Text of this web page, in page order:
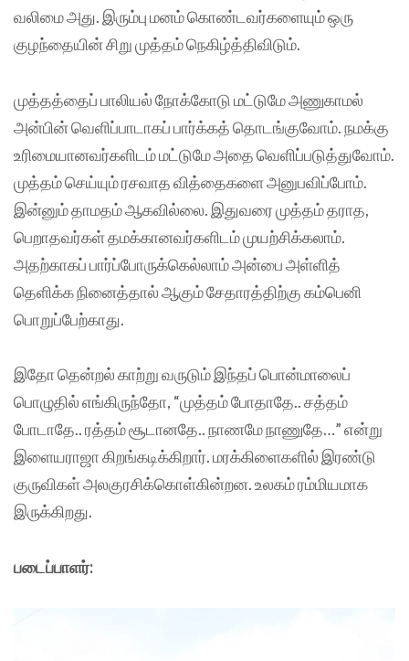
வலிமை அது. இரும்பு மனம் கொண்டவர்களையும் ஒரு
குழந்தையின் சிறு முத்தம் நெகிழ்த்திவிடும்.
முத்தத்தைப் பாலியல் நோக்கோடு மட்டுமே அணுகாமல்
அன்பின் வெளிப்பாடாகப் பார்க்கத் தொடங்குவோம். நமக்கு
உரிமையானவர்களிடம் மட்டுமே அதை வெளிப்படுத்துவோம்.
முத்தம் செய்யும் ரசவாத வித்தைகளை அனுபவிப்போம்.
இன்னும் தாமதம் ஆகவில்லை. இதுவரை முத்தம் தராத,
பெறாதவர்கள் தமக்கானவர்களிடம் முயற்சிக்கலாம்.
அதற்காகப் பார்ப்போருக்கெல்லாம் அன்பை அள்ளித்
தெளிக்க நினைத்தால் ஆகும் சேதாரத்திற்கு கம்பெனி
பொறுப்பேற்காது.
இதோ தென்றல் காற்று வருடும் இந்தப் பொன்மாலைப்
பொழுதில் எங்கிருந்தோ, “முத்தம் போதாதே.. சத்தம்
போடாதே.. ரத்தம் சூடானதே.. நாணமே நாணுதே…” என்று
இளையராஜா கிறங்கடிக்கிறார். மரக்கிளைகளில் இரண்டு
குருவிகள் அலகுரசிக்கொள்கின்றன. உலகம் ரம்மியமாக
இருக்கிறது.
படைப்பாளர்: